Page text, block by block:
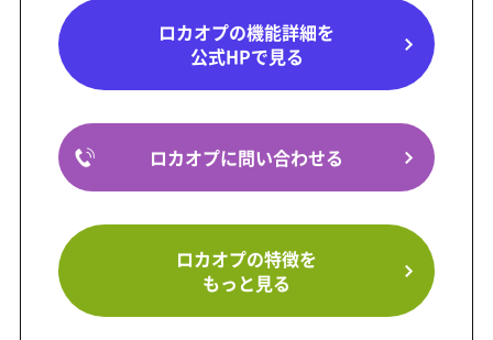
ロカオプの機能詳細を
公式HPで見る
ロカオプに問い合わせる
ロカオプの特徴を
もっと見る